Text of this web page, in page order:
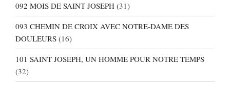
092 MOIS DE SAINT JOSEPH (31)
093 CHEMIN DE CROIX AVEC NOTRE-DAME DES
DOULEURS (16)
101 SAINT JOSEPH, UN HOMME POUR NOTRE TEMPS
(32)